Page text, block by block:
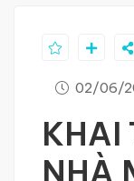
02/06/
KHAI
NHÀ